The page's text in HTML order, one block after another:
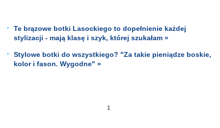
Te brązowe botki Lasockiego to dopełnienie każdej
stylizacji - mają klasę i szyk, której szukałam »
Stylowe botki do wszystkiego? "Za takie pieniądze boskie,
kolor i fason. Wygodne" »
1